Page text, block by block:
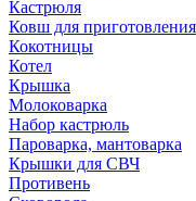
Кастрюля
Ковш для приготовления
Кокотницы
Котел
Крышка
Молоковарка
Набор кастрюль
Пароварка, мантоварка
Крышки для СВЧ
Противень